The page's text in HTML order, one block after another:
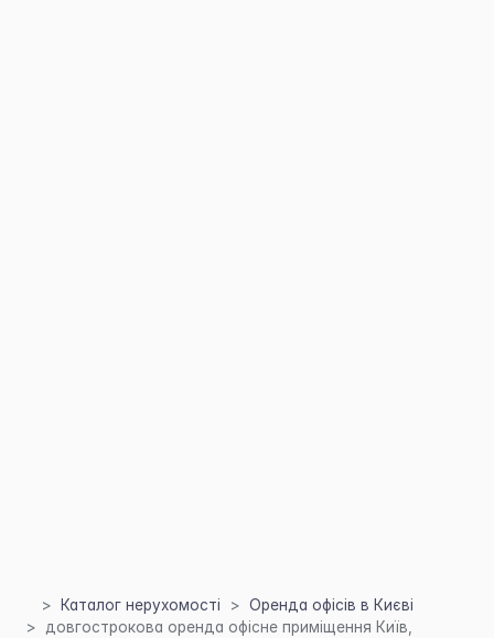
Каталог нерухомості
Оренда офісів в Києві
довгострокова оренда офісне приміщення Київ,